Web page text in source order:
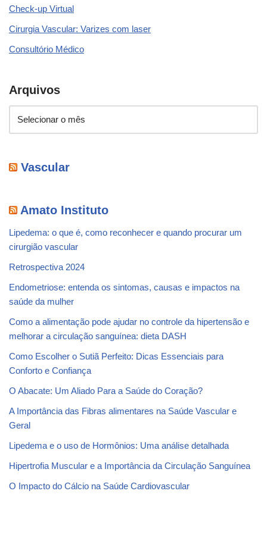
Check-up Virtual
Cirurgia Vascular: Varizes com laser
Consultório Médico
Arquivos
Vascular
Amato Instituto
Lipedema: o que é, como reconhecer e quando procurar um
cirurgião vascular
Retrospectiva 2024
Endometriose: entenda os sintomas, causas e impactos na
saúde da mulher
Como a alimentação pode ajudar no controle da hipertensão e
melhorar a circulação sanguínea: dieta DASH
Como Escolher o Sutiã Perfeito: Dicas Essenciais para
Conforto e Confiança
O Abacate: Um Aliado Para a Saúde do Coração?
A Importância das Fibras alimentares na Saúde Vascular e
Geral
Lipedema e o uso de Hormônios: Uma análise detalhada
Hipertrofia Muscular e a Importância da Circulação Sanguínea
O Impacto do Cálcio na Saúde Cardiovascular